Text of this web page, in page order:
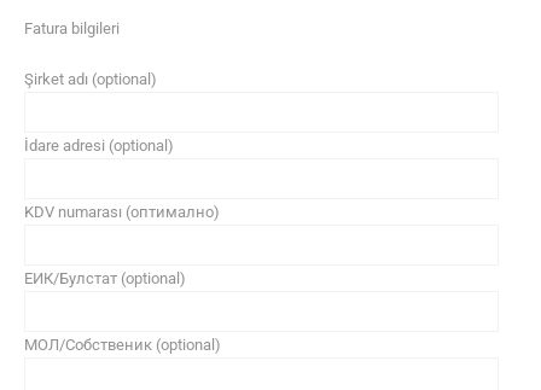
Fatura bilgileri
Şirket adı (optional)
İdare adresi (optional)
KDV numarası (оптимално)
ЕИК/Булстат (optional)
МОЛ/Собственик (optional)